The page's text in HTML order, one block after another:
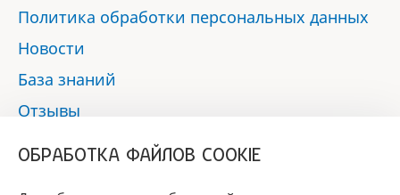
Политика обработки персональных данных
Новости
База знаний
Отзывы
ОБРАБОТКА ФАЙЛОВ COOKIE